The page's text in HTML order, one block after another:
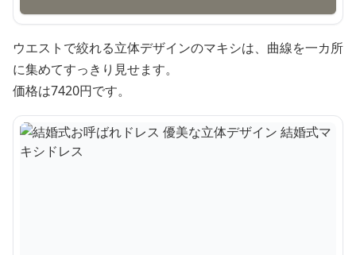
ウエストで絞れる立体デザインのマキシは、曲線を一カ所
に集めてすっきり見せます。
価格は7420円です。